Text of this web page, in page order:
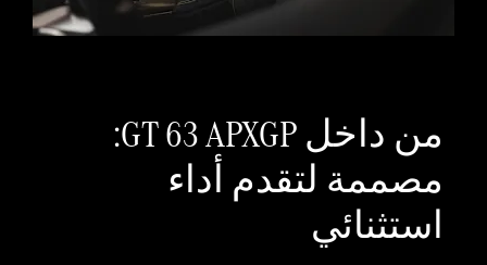
من داخل GT 63 APXGP:
مصممة لتقدم أداء
استثنائي